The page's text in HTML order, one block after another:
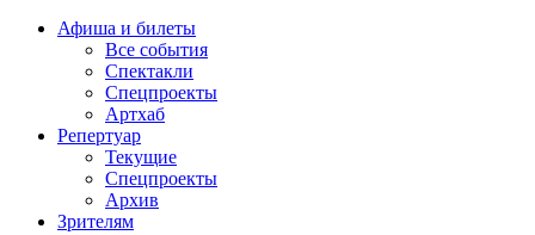
Афиша и билеты
Все события
Спектакли
Спецпроекты
Артхаб
Репертуар
Текущие
Спецпроекты
Архив
Зрителям